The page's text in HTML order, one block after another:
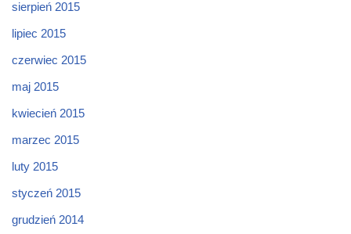
sierpień 2015
lipiec 2015
czerwiec 2015
maj 2015
kwiecień 2015
marzec 2015
luty 2015
styczeń 2015
grudzień 2014